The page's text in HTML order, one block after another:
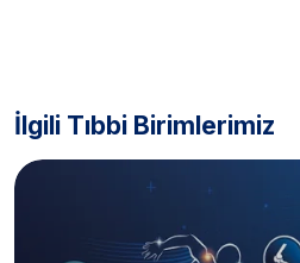
İlgili Tıbbi Birimlerimiz